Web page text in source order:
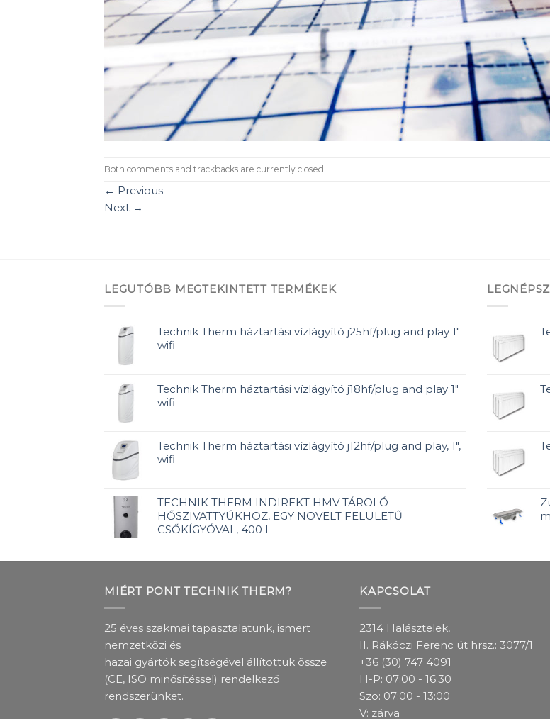
Both comments and trackbacks are currently closed.
← Previous
Next →
LEGUTÓBB MEGTEKINTETT TERMÉKEK
Technik Therm háztartási vízlágyító j25hf/plug and play 1"
wifi
Technik Therm háztartási vízlágyító j18hf/plug and play 1"
wifi
Technik Therm háztartási vízlágyító j12hf/plug and play, 1",
wifi
TECHNIK THERM INDIREKT HMV TÁROLÓ
HŐSZIVATTYÚKHOZ, EGY NÖVELT FELÜLETŰ
CSŐKÍGYÓVAL, 400 L
MIÉRT PONT TECHNIK THERM?
25 éves szakmai tapasztalatunk, ismert
nemzetközi és
hazai gyártók segítségével állítottuk össze
(CE, ISO minősítéssel) rendelkező
rendszerünket.
KAPCSOLAT
2314 Halásztelek,
II. Rákóczi Ferenc út hrsz.: 3077/1
+36 (30) 747 4091
H-P: 07:00 - 16:30
Szo: 07:00 - 13:00
V: zárva